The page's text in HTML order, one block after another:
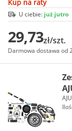
Kup na raty
U ciebie: już jutro
29,73zł/szt.
Darmowa dostawa od